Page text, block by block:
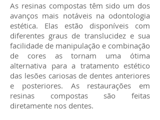
As resinas compostas têm sido um dos
avanços mais notáveis na odontologia
estética. Elas estão disponíveis com
diferentes graus de translucidez e sua
facilidade de manipulação e combinação
de cores as tornam uma ótima
alternativa para a tratamento estético
das lesões cariosas de dentes anteriores
e posteriores. As restaurações em
resinas compostas são feitas
diretamente nos dentes.